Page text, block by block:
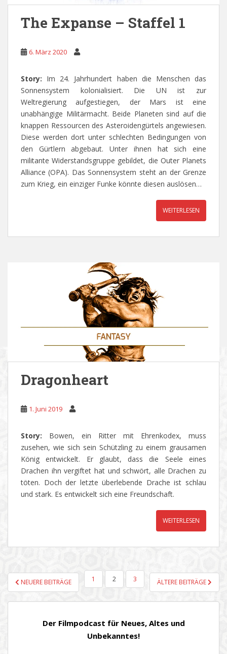
The Expanse – Staffel 1
6. März 2020
Story: Im 24. Jahrhundert haben die Menschen das
Sonnensystem kolonialisiert. Die UN ist zur
Weltregierung aufgestiegen, der Mars ist eine
unabhängige Militärmacht. Beide Planeten sind auf die
knappen Ressourcen des Asteroidengürtels angewiesen.
Diese werden dort unter schlechten Bedingungen von
den Gürtlern abgebaut. Unter ihnen hat sich eine
militante Widerstandsgruppe gebildet, die Outer Planets
Alliance (OPA). Das Sonnensystem steht an der Grenze
zum Krieg, ein einziger Funke könnte diesen auslösen…
WEITERLESEN
Dragonheart
1. Juni 2019
Story: Bowen, ein Ritter mit Ehrenkodex, muss
zusehen, wie sich sein Schützling zu einem grausamen
König entwickelt. Er glaubt, dass die Seele eines
Drachen ihn vergiftet hat und schwört, alle Drachen zu
töten. Doch der letzte überlebende Drache ist schlau
und stark. Es entwickelt sich eine Freundschaft.
WEITERLESEN
SEITENNUMMERIERUNG
DER
BEITRÄGE
NEUERE BEITRÄGE 1 2 3 ÄLTERE BEITRÄGE
Der Filmpodcast für Neues, Altes und
Unbekanntes!